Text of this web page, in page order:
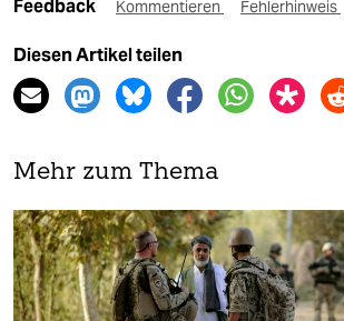
Feedback Kommentieren Fehlerhinweis
Diesen Artikel teilen
Mehr zum Thema